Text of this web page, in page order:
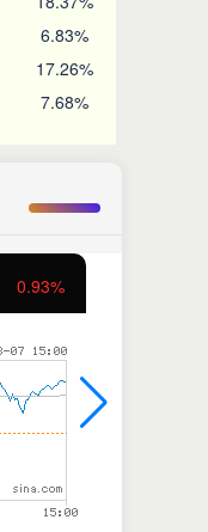
6.83%
17.26%
7.68%
0.93%